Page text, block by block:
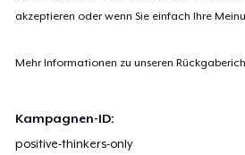
akzeptieren oder wenn Sie einfach Ihre
Mehr Informationen zu unseren
Kampagnen-ID:
positive-thinkers-only